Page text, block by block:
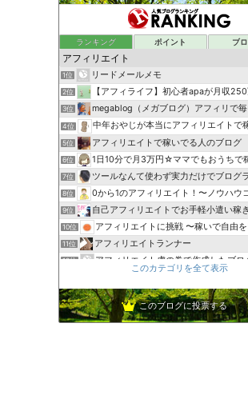
ランキング ポイント ブ
1位 リードメールメモ
2位 【アフィライフ】初心者apaが月収250万円
3位 megablog（メガブログ）アフィリで毎日が
4位 中年おやじが本当にアフィリエイトで稼げる？実
5位 アフィリエイトで稼いでる人のブログ
6位 1日10分で月3万円☆ママでもおうちで稼げ
7位 ツールなんて使わず実力だけでブログランキング上
8位 0から1のアフィリエイト！〜ノウハウコレ
9位 自己アフィリエイトでお手軽小遣い稼
10位 アフィリエイトに挑戦 〜稼いで自由
11位 アフィリエイトランナー
12位 アフィリエイト虎の巻で作成したブロ
14位 勝ち組になりたい！
15位 サンデーゴルファーの無料でお小遣い
このカテゴリを全て表示
このブログに投票する